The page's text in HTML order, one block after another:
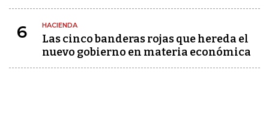
6 HACIENDA
Las cinco banderas rojas que hereda el
nuevo gobierno en materia económica